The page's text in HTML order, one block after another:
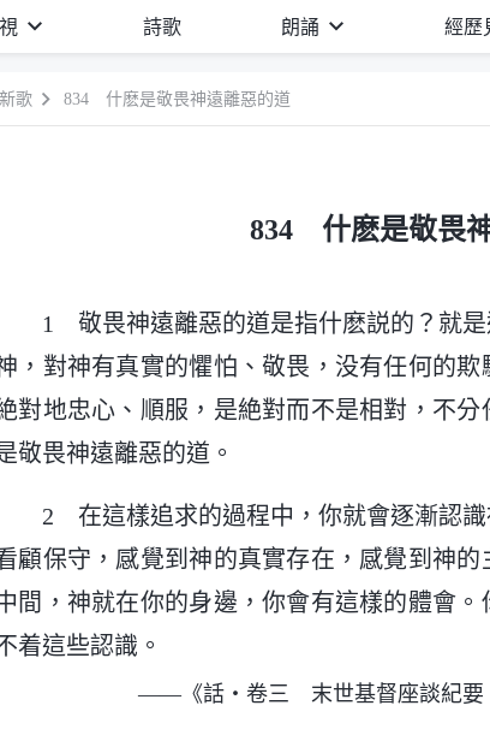
詩歌 朗誦 經歷
歌 834 什麽是敬畏神遠離惡的道
834 什麽是敬畏
1 敬畏神遠離惡的道是指什麽説的？就
，對神有真實的懼怕、敬畏，没有任何的
對地忠心、順服，是絶對而不是相對，不
敬畏神遠離惡的道。
2 在這樣追求的過程中，你就會逐漸認
顧保守，感覺到神的真實存在，感覺到神
間，神就在你的身邊，你會有這樣的體會
着這些認識。
——《話・卷三 末世基督座談紀要